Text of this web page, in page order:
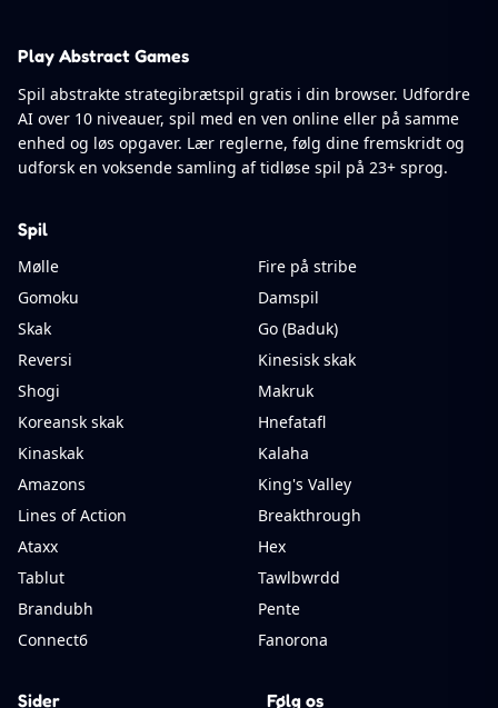
Play Abstract Games
Spil abstrakte strategibrætspil gratis i din browser. Udfordre
AI over 10 niveauer, spil med en ven online eller på samme
enhed og løs opgaver. Lær reglerne, følg dine fremskridt og
udforsk en voksende samling af tidløse spil på 23+ sprog.
Spil
Mølle
Fire på stribe
Gomoku
Damspil
Skak
Go (Baduk)
Reversi
Kinesisk skak
Shogi
Makruk
Koreansk skak
Hnefatafl
Kinaskak
Kalaha
Amazons
King's Valley
Lines of Action
Breakthrough
Ataxx
Hex
Tablut
Tawlbwrdd
Brandubh
Pente
Connect6
Fanorona
Sider Følg os